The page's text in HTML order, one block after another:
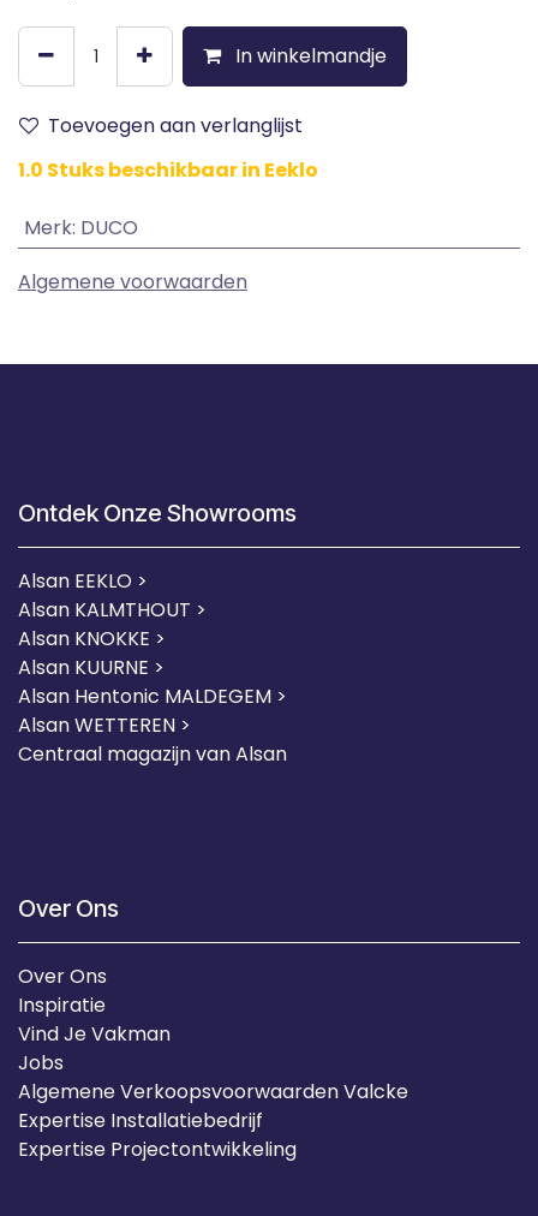
In winkelmandje
Toevoegen aan verlanglijst
1.0 Stuks beschikbaar in Eeklo
Merk: DUCO
Algemene voorwaarden
Ontdek Onze Showrooms
Alsan EEKLO >
Alsan KALMTHOUT >
Alsan KNOKKE >
Alsan KUURNE >
Alsan Hentonic MALDEGEM >
Alsan WETTEREN >
Centraal magazijn van Alsan
Over Ons
Over Ons
Inspiratie
Vind Je Vakman
Jobs
Algemene Verkoopsvoorwaarden Valcke
Expertise Installatiebedrijf
Expertise Projectontwikkeling